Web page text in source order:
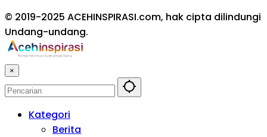
© 2019-2025 ACEHINSPIRASI.com, hak cipta dilindungi
Undang-undang.
×
Kategori
Berita